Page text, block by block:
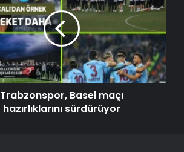
Trabzonspor, Basel maçı
hazırlıklarını sürdürüyor